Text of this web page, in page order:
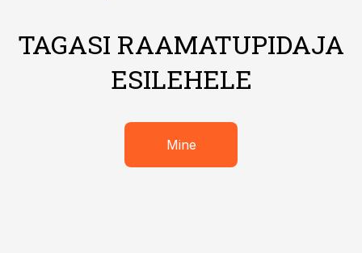
TAGASI RAAMATUPIDAJA
ESILEHELE
Mine